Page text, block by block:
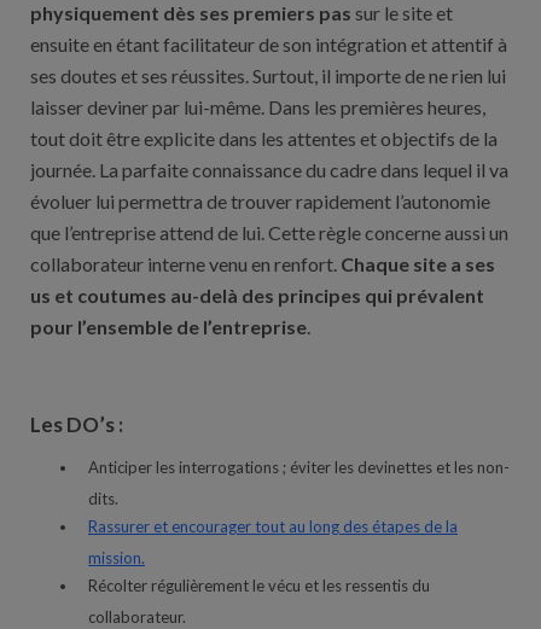
physiquement dès ses premiers pas sur le site et
ensuite en étant facilitateur de son intégration et attentif à
ses doutes et ses réussites. Surtout, il importe de ne rien lui
laisser deviner par lui-même. Dans les premières heures,
tout doit être explicite dans les attentes et objectifs de la
journée. La parfaite connaissance du cadre dans lequel il va
évoluer lui permettra de trouver rapidement l’autonomie
que l’entreprise attend de lui. Cette règle concerne aussi un
collaborateur interne venu en renfort. Chaque site a ses
us et coutumes au-delà des principes qui prévalent
pour l’ensemble de l’entreprise.
Les DO’s :
Anticiper les interrogations ; éviter les devinettes et les non-
dits.
Rassurer et encourager tout au long des étapes de la
mission.
Récolter régulièrement le vécu et les ressentis du
collaborateur.